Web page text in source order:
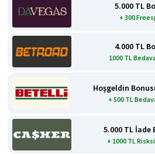
5.000 TL
+ 300
4.000 TL
1000 TL
Hoşgeldin
+ 500 TL
5.000 TL İade
+ 1000 TL